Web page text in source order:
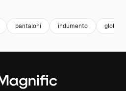
pantaloni indumento globale